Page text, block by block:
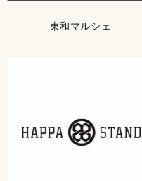
東和マルシェ